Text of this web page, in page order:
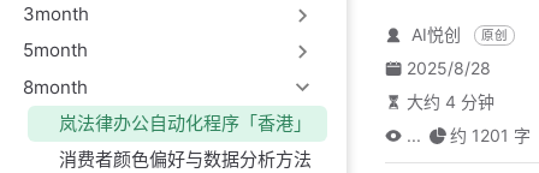
3month
5month
8month
岚法律办公自动化程序「香港」
消费者颜色偏好与数据分析方法
AI悦创 原创
2025/8/28
大约 4 分钟
...
约 1201 字